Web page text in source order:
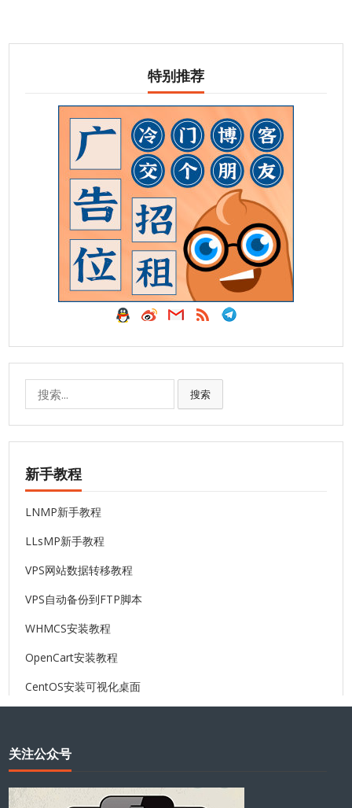
特别推荐
搜索
新手教程
LNMP新手教程
LLsMP新手教程
VPS网站数据转移教程
VPS自动备份到FTP脚本
WHMCS安装教程
OpenCart安装教程
CentOS安装可视化桌面
关注公众号